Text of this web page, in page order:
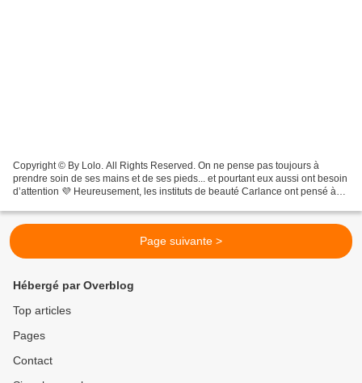
Copyright © By Lolo. All Rights Reserved. On ne pense pas toujours à
prendre soin de ses mains et de ses pieds... et pourtant eux aussi ont besoin
d’attention 💜 Heureusement, les instituts de beauté Carlance ont pensé à
Page suivante >
Hébergé par Overblog
Top articles
Pages
Contact